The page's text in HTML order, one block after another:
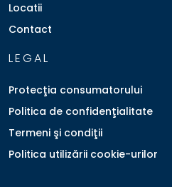
Locatii
Contact
LEGAL
Protecţia consumatorului
Politica de confidenţialitate
Termeni şi condiţii
Politica utilizării cookie-urilor